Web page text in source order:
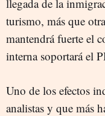
llegada de la
turismo, más que
mantendrá fuerte el
interna soportará el
Uno de los efectos
analistas y que más